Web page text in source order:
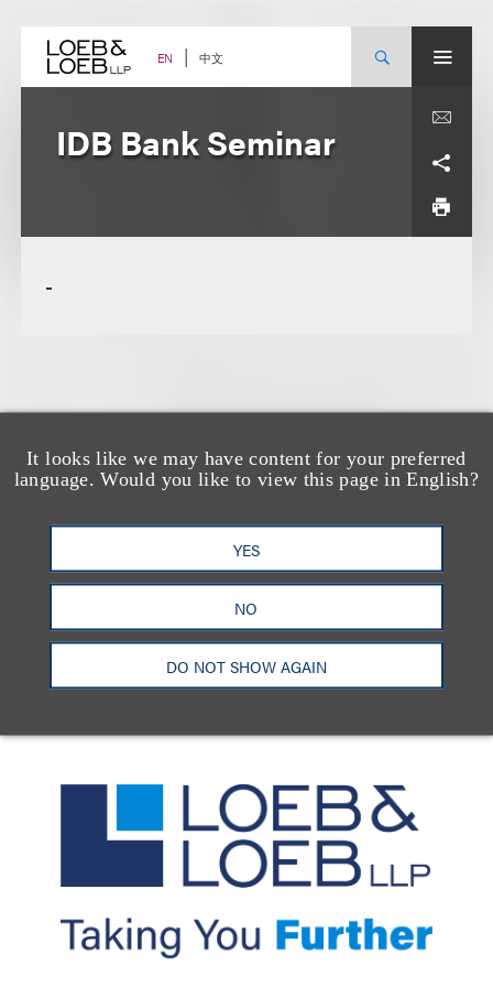
content EN 中文
It looks like we may have content for your preferred
language. Would you like to view this page in English?
YES
NO
DO NOT SHOW AGAIN
IDB Bank Seminar
-
芝加哥
华盛顿特区
旧金山 泰森斯
代表处
香港
LinkedIn
Facebook X
YouTube
隐私政策 使用条款